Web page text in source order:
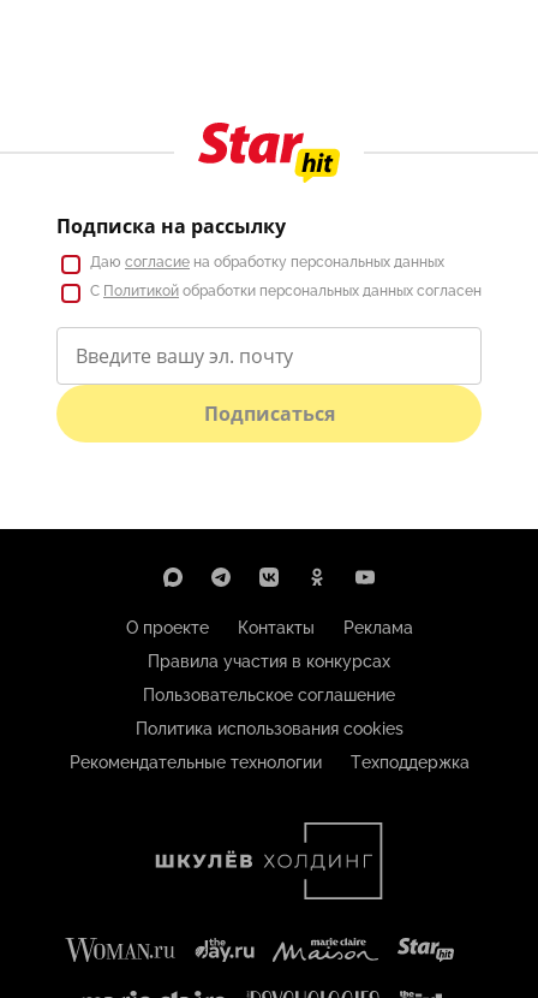
Подписка на рассылку
Даю согласие на обработку персональных данных
С Политикой обработки персональных данных согласен
Подписаться
О проекте Контакты
Реклама
Правила участия в конкурсах
Пользовательское соглашение
Политика использования cookies
Рекомендательные технологии
Техподдержка